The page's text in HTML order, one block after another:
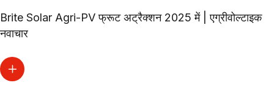
Brite Solar Agri-PV फ्रूट अट्रैक्शन 2025 में | एग्रीवोल्टाइक
नवाचार